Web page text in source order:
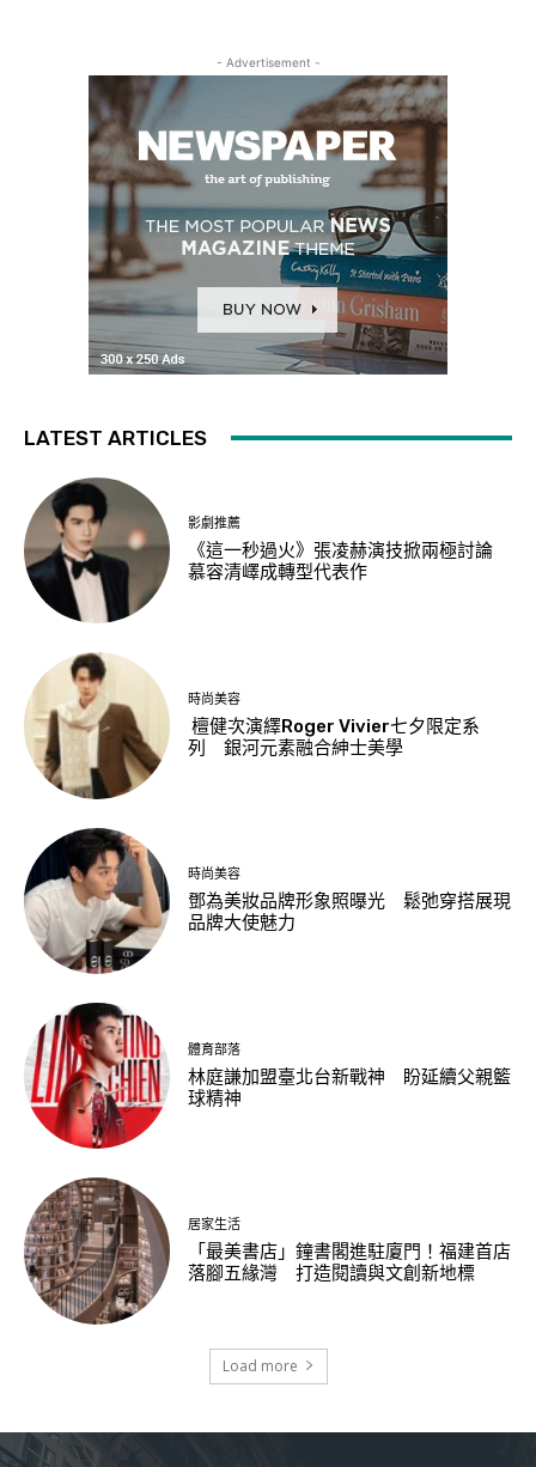
- Advertisement -
LATEST ARTICLES
影劇推薦
《這一秒過火》張凌赫演技掀兩極討論
慕容清嶧成轉型代表作
時尚美容
檀健次演繹Roger Vivier七夕限定系
列 銀河元素融合紳士美學
時尚美容
鄧為美妝品牌形象照曝光 鬆弛穿搭展現
品牌大使魅力
體育部落
林庭謙加盟臺北台新戰神 盼延續父親籃
球精神
居家生活
「最美書店」鐘書閣進駐廈門！福建首店
落腳五緣灣 打造閱讀與文創新地標
Load more